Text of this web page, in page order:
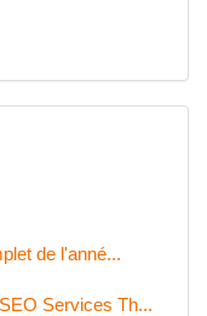
de l'anné...
Services Th...